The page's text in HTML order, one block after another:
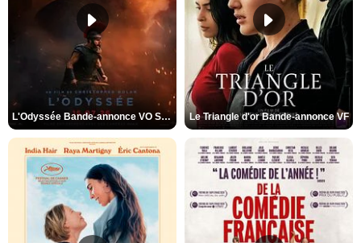
L'Odyssée Bande-annonce VO STFR Le Triangle d'or Bande-annonce VF